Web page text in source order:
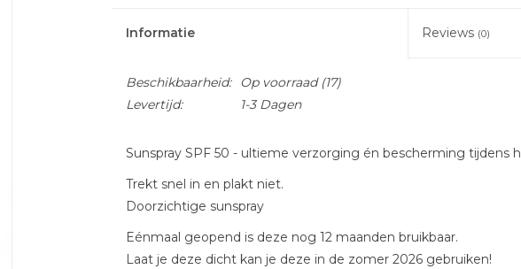
Informatie Reviews (0)
Beschikbaarheid: Op voorraad(17)
Levertijd:
1-3 Dagen
Sunspray SPF 50 - ultieme verzorging én bescherming tijdens
Trekt snel in en plakt niet.
Doorzichtige sunspray
Eénmaal geopend is deze nog 12 maanden bruikbaar.
Laat je deze dicht kan je deze in de zomer 2026 gebruiken!